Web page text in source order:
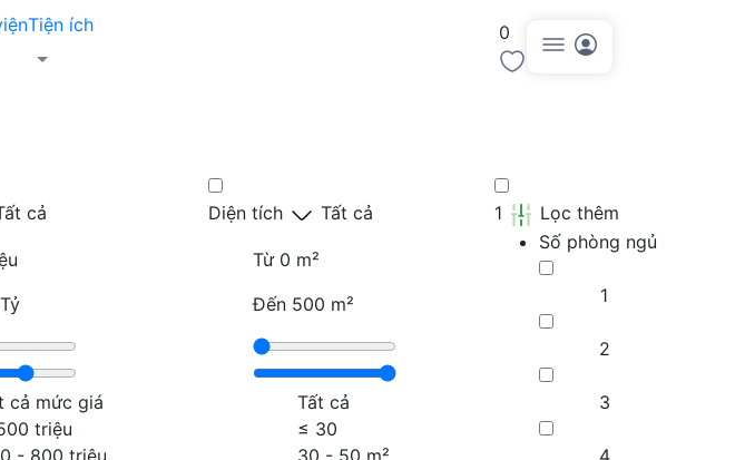
Tiện ích 0
cả
cả mức giá
triệu
- 800 triệu
Diện tích Tất cả
Từ 0 m²
Đến 500 m²
Tất cả
≤ 30
30 - 50 m²
1
Lọc thêm
Số phòng ngủ
1
2
3
4